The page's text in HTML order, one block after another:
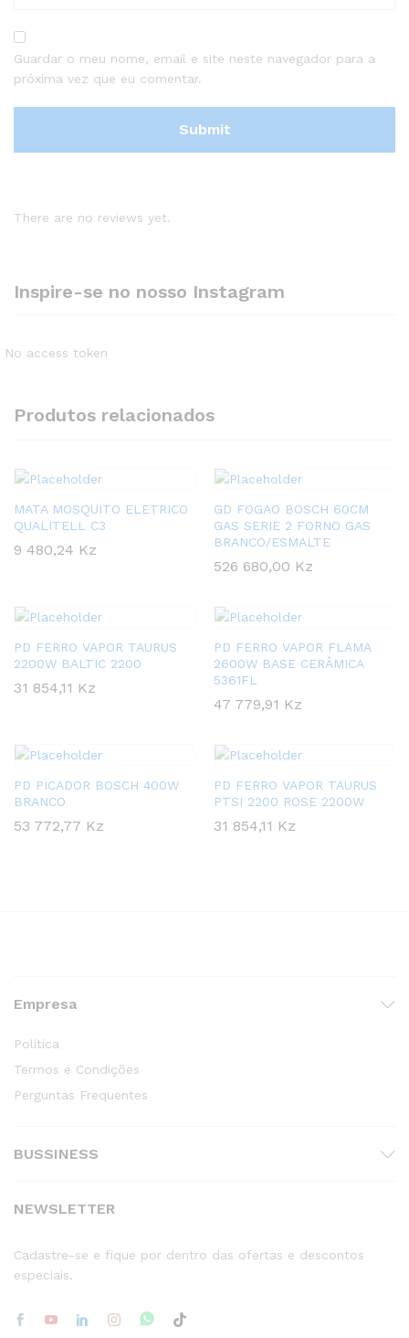
Guardar o meu nome, email e site neste navegador para a
próxima vez que eu comentar.
There are no reviews yet.
Inspire-se no nosso Instagram
No access token
Produtos relacionados
MATA MOSQUITO ELETRICO
QUALITELL C3
9 480,24 Kz
GD FOGAO BOSCH 60CM
GAS SERIE 2 FORNO GAS
BRANCO/ESMALTE
526 680,00 Kz
PD FERRO VAPOR TAURUS
2200W BALTIC 2200
31 854,11 Kz
PD FERRO VAPOR FLAMA
2600W BASE CERÂMICA
5361FL
47 779,91 Kz
PD PICADOR BOSCH 400W
BRANCO
53 772,77 Kz
PD FERRO VAPOR TAURUS
PTSI 2200 ROSE 2200W
31 854,11 Kz
Empresa
Política
Termos e Condições
Perguntas Frequentes
BUSSINESS
NEWSLETTER
Cadastre-se e fique por dentro das ofertas e descontos
especiais.